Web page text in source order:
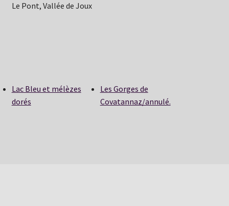
Le Pont, Vallée de Joux
Lac Bleu et mélèzes
dorés
Les Gorges de
Covatannaz/annulé.